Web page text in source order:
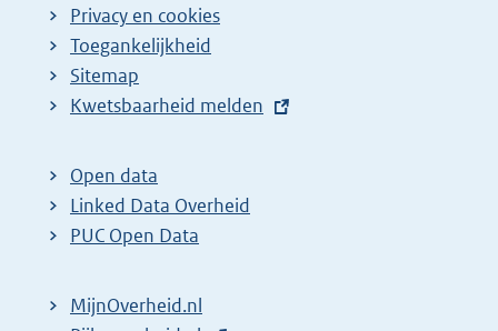
Privacy en cookies
Toegankelijkheid
Sitemap
E
t
e
r
l
Kwetsbaarheid melden
Open data
Linked Data Overheid
PUC Open Data
MijnOverheid.nl